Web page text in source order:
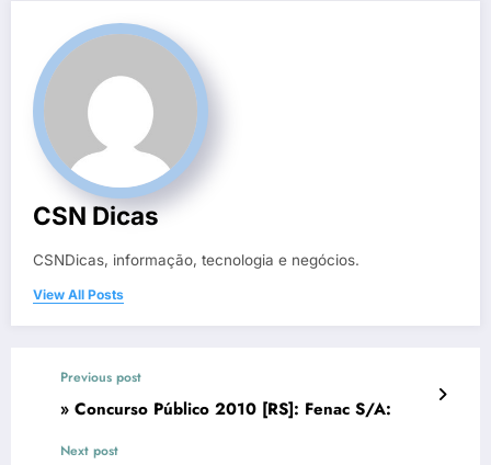
CSN Dicas
CSNDicas, informação, tecnologia e negócios.
View All Posts
Previous post
» Concurso Público 2010 [RS]: Fenac S/A:
Next post